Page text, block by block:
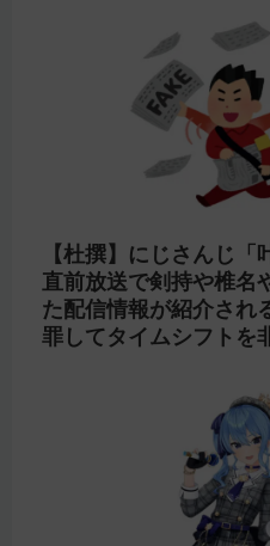
【杜撰】にじさんじ
直前放送で剣持や椎名
た配信情報が紹介さ
罪してタイムシフトを